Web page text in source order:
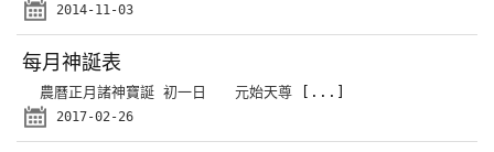
2014-11-03
每月神誕表
農曆正月諸神寶誕 初一日 元始天尊 [...]
2017-02-26